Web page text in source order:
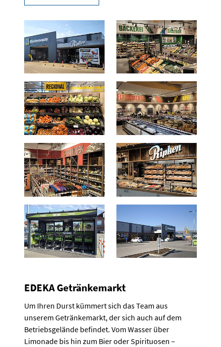
EDEKA Getränkemarkt
Um Ihren Durst kümmert sich das Team aus
unserem Getränkemarkt, der sich auch auf dem
Betriebsgelände befindet. Vom Wasser über
Limonade bis hin zum Bier oder Spirituosen –